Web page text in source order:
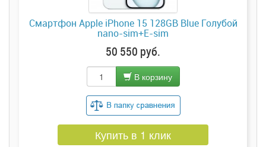
Смартфон Apple iPhone 15 128GB Blue Голубой
nano-sim+E-sim
50 550 руб.
В корзину
Купить в 1 клик